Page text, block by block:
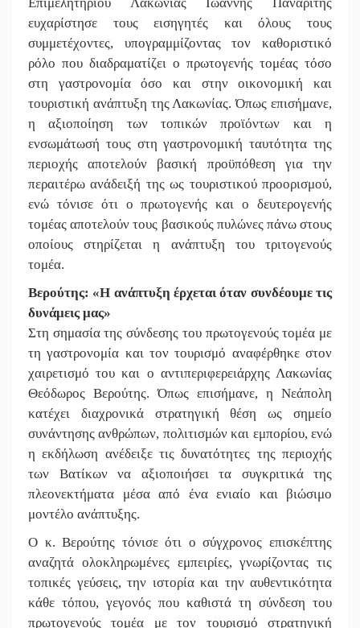
ευχαρίστησε τους εισηγητές και όλους τους
συμμετέχοντες, υπογραμμίζοντας τον καθοριστικό
ρόλο που διαδραματίζει ο πρωτογενής τομέας τόσο
στη γαστρονομία όσο και στην οικονομική και
τουριστική ανάπτυξη της Λακωνίας. Όπως επισήμανε,
η αξιοποίηση των τοπικών προϊόντων και η
ενσωμάτωσή τους στη γαστρονομική ταυτότητα της
περιοχής αποτελούν βασική προϋπόθεση για την
περαιτέρω ανάδειξή της ως τουριστικού προορισμού,
ενώ τόνισε ότι ο πρωτογενής και ο δευτερογενής
τομέας αποτελούν τους βασικούς πυλώνες πάνω στους
οποίους στηρίζεται η ανάπτυξη του τριτογενούς
τομέα.
Βερούτης: «Η ανάπτυξη έρχεται όταν συνδέουμε τις
δυνάμεις μας»
Στη σημασία της σύνδεσης του πρωτογενούς τομέα με
τη γαστρονομία και τον τουρισμό αναφέρθηκε στον
χαιρετισμό του και ο αντιπεριφερειάρχης Λακωνίας
Θεόδωρος Βερούτης. Όπως επισήμανε, η Νεάπολη
κατέχει διαχρονικά στρατηγική θέση ως σημείο
συνάντησης ανθρώπων, πολιτισμών και εμπορίου, ενώ
η εκδήλωση ανέδειξε τις δυνατότητες της περιοχής
των Βατίκων να αξιοποιήσει τα συγκριτικά της
πλεονεκτήματα μέσα από ένα ενιαίο και βιώσιμο
μοντέλο ανάπτυξης.
Ο κ. Βερούτης τόνισε ότι ο σύγχρονος επισκέπτης
αναζητά ολοκληρωμένες εμπειρίες, γνωρίζοντας τις
τοπικές γεύσεις, την ιστορία και την αυθεντικότητα
κάθε τόπου, γεγονός που καθιστά τη σύνδεση του
πρωτογενούς τομέα με τον τουρισμό στρατηγική